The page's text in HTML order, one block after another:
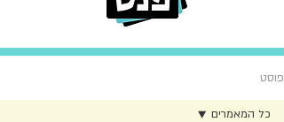
פוסט
כל המאמרים